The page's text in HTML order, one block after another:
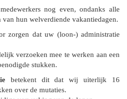
nog even, ondanks alle
van hun welverdiende vakantiedagen.
zorgen dat uw (loon-) administratie
verzoeken mee te werken aan een
stukken.
betekent dit dat wij uiterlijk 16
over de mutaties.